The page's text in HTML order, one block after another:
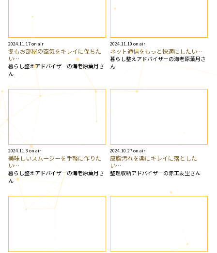
2024.11.17 on air
冬もお部屋の空気をキレイに保ちた
い…
暮らし整えアドバイザーの海老原葉月さ
ん
2024.11.10 on air
ネット通信をもっと快適にしたい…
暮らし整えアドバイザーの海老原葉月さ
ん
2024.11.3 on air
美味しいスムージーを手軽に作りた
い…
暮らし整えアドバイザーの海老原葉月さ
ん
2024.10.27 on air
皮脂汚れを楽にキレイに落とした
い…
整理収納アドバイザーの赤工友里さん